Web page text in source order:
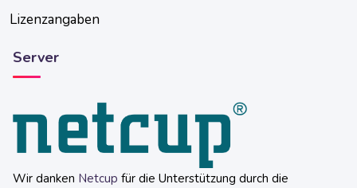
Lizenzangaben
Server
Wir danken Netcup für die Unterstützung durch die